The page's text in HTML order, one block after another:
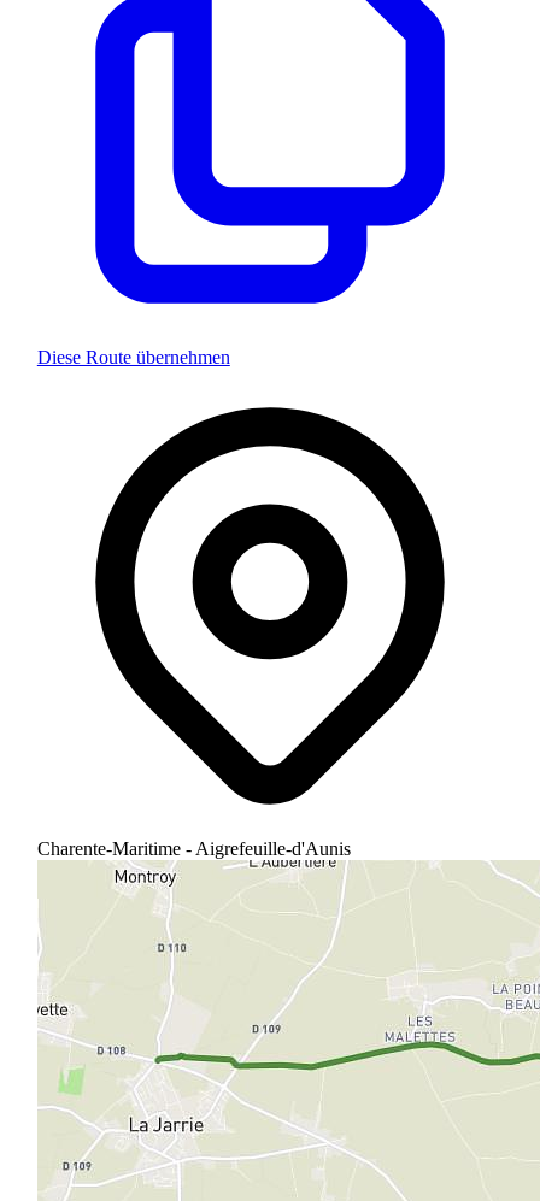
Diese Route übernehmen
Charente-Maritime - Aigrefeuille-d'Aunis